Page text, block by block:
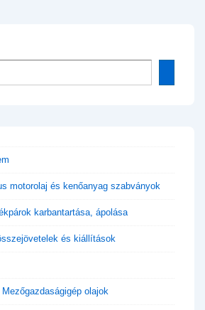
motorolaj és kenőanyag szabványok
karbantartása, ápolása
és kiállítások
olajok